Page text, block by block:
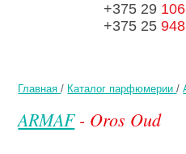
Главная / Каталог парфюмерии /
ARMAF- Oros Oud
+375 29
+375 25